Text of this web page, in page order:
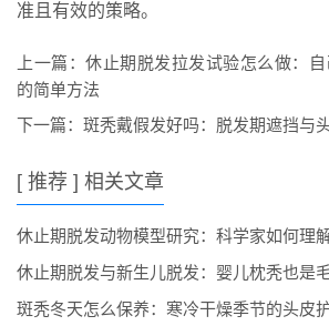
准且有效的策略。
上一篇： 休止期脱发拉发试验怎么做：
的简单方法
下一篇： 斑秃戴假发好吗：脱发期遮挡与
[ 推荐 ] 相关文章
休止期脱发动物模型研究：科学家如何理
休止期脱发与新生儿脱发：婴儿枕秃也是
斑秃冬天怎么保养：寒冷干燥季节的头皮